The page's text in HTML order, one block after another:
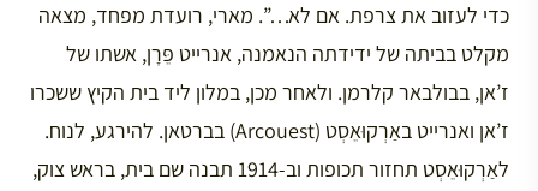
כדי לעזוב את צרפת. אם לא…”. מארי, רועדת מפחד, מצאה
מקלט בביתה של ידידתה הנאמנה, אנרייט פֵּרָן, אשתו של
ז’אן, בבולבאר קלרמן. ולאחר מכן, במלון ליד בית הקיץ ששכרו
ז’אן ואנרייט באַרְקוּאֵסְט (Arcouest) בברטאן. להירגע, לנוח.
לאַרְקוּאֵסְט תחזור תכופות וב-1914 תבנה שם בית, בראש צוק,